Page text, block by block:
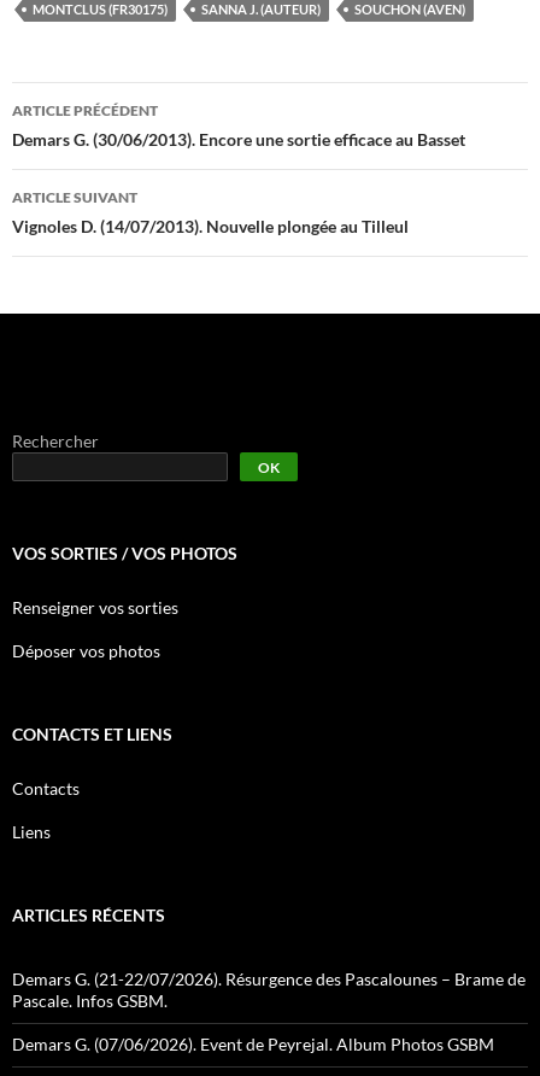
MONTCLUS (FR30175)
SANNA J. (AUTEUR) SOUCHON (AVEN)
Navigation
des
articles
ARTICLE PRÉCÉDENT
Demars G. (30/06/2013). Encore une sortie efficace au Basset
ARTICLE SUIVANT
Vignoles D. (14/07/2013). Nouvelle plongée au Tilleul
Rechercher
OK
VOS SORTIES / VOS PHOTOS
Renseigner vos sorties
Déposer vos photos
CONTACTS ET LIENS
Contacts
Liens
ARTICLES RÉCENTS
Demars G. (21-22/07/2026). Résurgence des Pascalounes – Brame de
Pascale. Infos GSBM.
Demars G. (07/06/2026). Event de Peyrejal. Album Photos GSBM